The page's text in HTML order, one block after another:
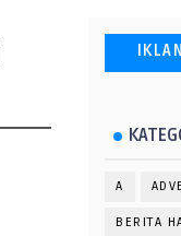
IKLAN
A
BERITA